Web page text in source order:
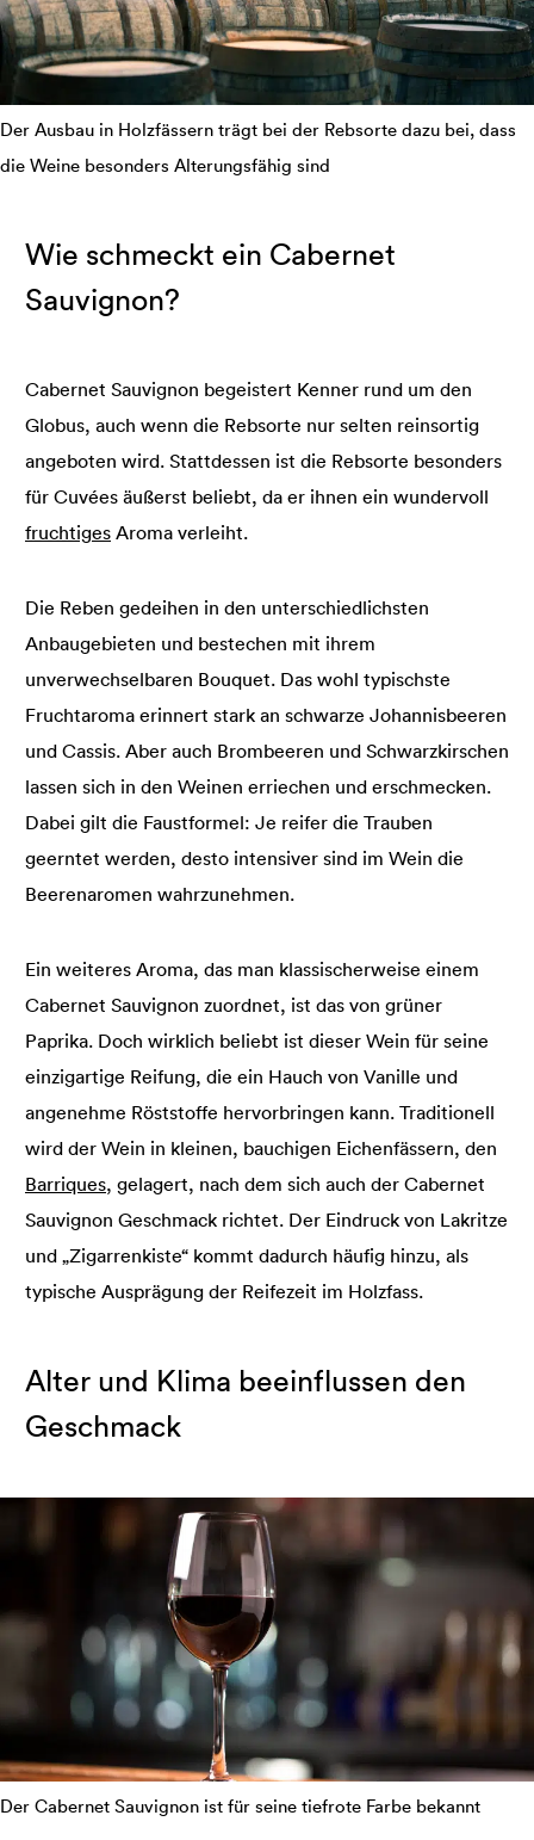
Der Ausbau in Holzfässern trägt bei der Rebsorte dazu bei, dass
die Weine besonders Alterungsfähig sind
Wie schmeckt ein Cabernet
Sauvignon?
Cabernet Sauvignon begeistert Kenner rund um den
Globus, auch wenn die Rebsorte nur selten reinsortig
angeboten wird. Stattdessen ist die Rebsorte besonders
für Cuvées äußerst beliebt, da er ihnen ein wundervoll
fruchtiges Aroma verleiht.
Die Reben gedeihen in den unterschiedlichsten
Anbaugebieten und bestechen mit ihrem
unverwechselbaren Bouquet. Das wohl typischste
Fruchtaroma erinnert stark an schwarze Johannisbeeren
und Cassis. Aber auch Brombeeren und Schwarzkirschen
lassen sich in den Weinen erriechen und erschmecken.
Dabei gilt die Faustformel: Je reifer die Trauben
geerntet werden, desto intensiver sind im Wein die
Beerenaromen wahrzunehmen.
Ein weiteres Aroma, das man klassischerweise einem
Cabernet Sauvignon zuordnet, ist das von grüner
Paprika. Doch wirklich beliebt ist dieser Wein für seine
einzigartige Reifung, die ein Hauch von Vanille und
angenehme Röststoffe hervorbringen kann. Traditionell
wird der Wein in kleinen, bauchigen Eichenfässern, den
Barriques, gelagert, nach dem sich auch der Cabernet
Sauvignon Geschmack richtet. Der Eindruck von Lakritze
und „Zigarrenkiste“ kommt dadurch häufig hinzu, als
typische Ausprägung der Reifezeit im Holzfass.
Alter und Klima beeinflussen den
Geschmack
Der Cabernet Sauvignon ist für seine tiefrote Farbe bekannt